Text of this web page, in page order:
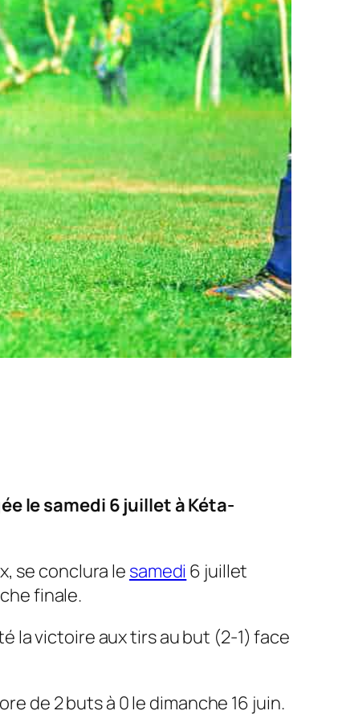
le samedi 6 juillet à Kéta-
se conclura le samedi 6 juillet
finale.
la victoire aux tirs au but (2-1) face
de 2 buts à 0 le dimanche 16 juin.